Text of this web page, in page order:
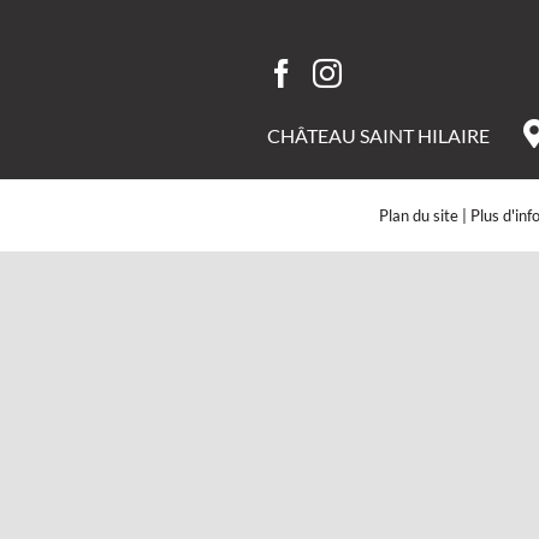
CHÂTEAU SAINT HILAIRE
Plan du site | Plus